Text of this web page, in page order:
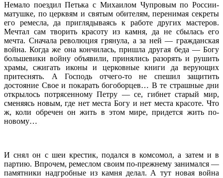
Немало поездил Петька с Михаилом Чупровым по России-
матушке, по церквям и святым обителям, перенимая секреты
его ремесла, да приглядываясь к работе других мастеров.
Мечтал сам творить красоту из камня, да не сбылась его
мечта. Сначала революция грянула, а за ней — гражданская
война. Когда же она кончилась, пришла другая беда — Богу
большевики войну объявили, принялись разорять и рушить
храмы, сжигать иконы и церковные книги да верующих
притеснять. А Господь отчего-то не спешил защитить
достояние Свое и покарать богоборцев… В те страшные дни
открылось потрясенному Петру — се, гибнет старый мир,
сменяясь новым, где нет места Богу и нет места красоте. Что
ж, коли обречен он жить в этом мире, придется жить по-
новому…
И снял он с шеи крестик, подался в комсомол, а затем и в
партию. Впрочем, ремеслом своим по-прежнему занимался —
памятники надгробные из камня делал. А тут новая война